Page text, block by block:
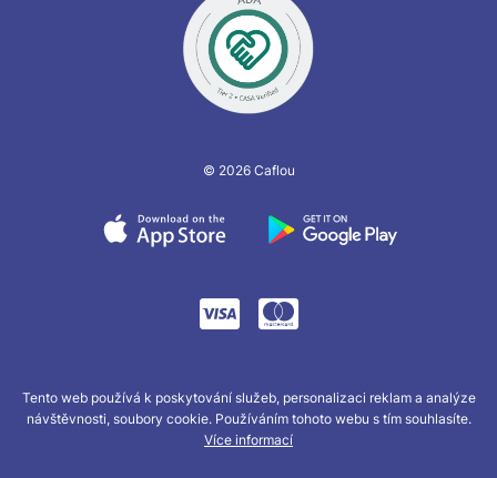
© 2026 Caflou
Tento web používá k poskytování služeb, personalizaci reklam a analýze
návštěvnosti, soubory cookie. Používáním tohoto webu s tím souhlasíte.
Více informací